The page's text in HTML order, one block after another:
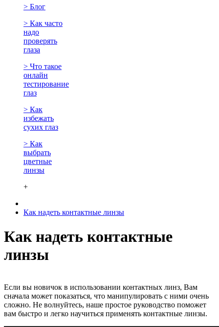
> Блог
> Как часто
надо
проверять
глаза
> Что такое
онлайн
тестирование
глаз
> Как
избежать
сухих глаз
> Как
выбрать
цветные
линзы
+
Как надеть контактные линзы
Как надеть контактные
линзы
Если вы новичок в использовании контактных линз, Вам
сначала может показаться, что манипулировать с ними очень
сложно. Не волнуйтесь, наше простое руководство поможет
вам быстро и легко научиться применять контактные линзы.